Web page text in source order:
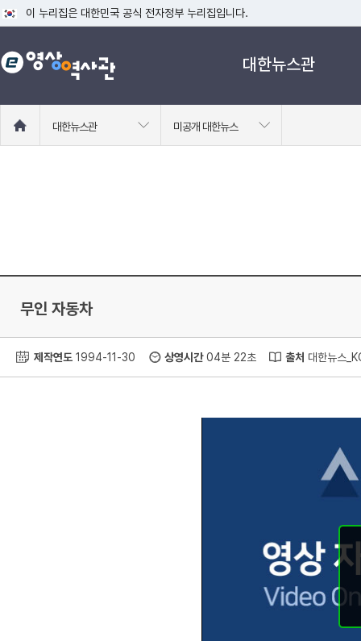
이 누리집은 대한민국 공식 전자정부 누리집입니다.
공식 누리집 주소 확인하기
go.kr 주소를 사용하는 누리집은 대한민국 정부기관이 관리하는 누리집입니
대한뉴스관
로
대한뉴스관 미공개 대한뉴스
무인 자동차
제작연도 1994-11-30 상영시간04분 22초 출처 대한뉴스